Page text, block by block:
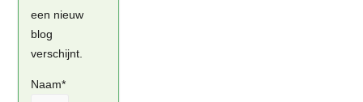
een nieuw
blog
verschijnt.
Naam*